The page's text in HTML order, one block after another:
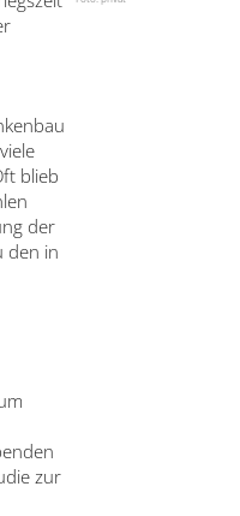
blieb
der
den in
zur